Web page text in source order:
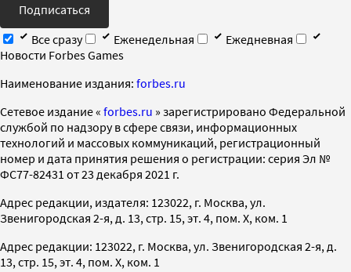
Подписаться
Все сразу
Еженедельная
Ежедневная
Новости Forbes Games
Наименование издания: forbes.ru
Cетевое издание « forbes.ru » зарегистрировано Федеральной
службой по надзору в сфере связи, информационных
технологий и массовых коммуникаций, регистрационный
номер и дата принятия решения о регистрации: серия Эл №
ФС77-82431 от 23 декабря 2021 г.
Адрес редакции, издателя: 123022, г. Москва, ул.
Звенигородская 2-я, д. 13, стр. 15, эт. 4, пом. X, ком. 1
Адрес редакции: 123022, г. Москва, ул. Звенигородская 2-я, д.
13, стр. 15, эт. 4, пом. X, ком. 1